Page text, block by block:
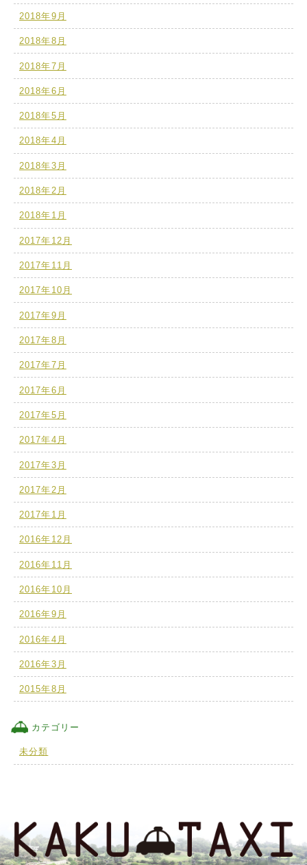
2018年9月
2018年8月
2018年7月
2018年6月
2018年5月
2018年4月
2018年3月
2018年2月
2018年1月
2017年12月
2017年11月
2017年10月
2017年9月
2017年8月
2017年7月
2017年6月
2017年5月
2017年4月
2017年3月
2017年2月
2017年1月
2016年12月
2016年11月
2016年10月
2016年9月
2016年4月
2016年3月
2015年8月
カテゴリー
未分類